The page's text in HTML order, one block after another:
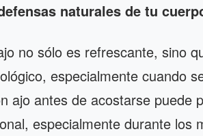
naturales de tu
no sólo es refrescante, sino
especialmente cuando
ajo antes de acostarse puede
especialmente durante los